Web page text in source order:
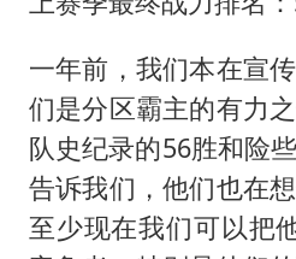
一年前，我们本在宣
们是分区霸主的有力
队史纪录的56胜和险
告诉我们，他们也在
至少现在我们可以把